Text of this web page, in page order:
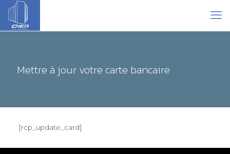
Mettre à jour votre carte bancaire
[rcp_update_card]